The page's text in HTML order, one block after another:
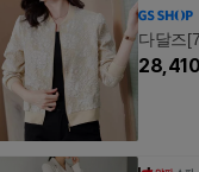
다달즈
28,410